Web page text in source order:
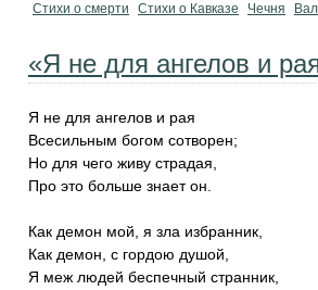
Стихи о смерти
Стихи о Кавказе Чечня
«Я не для ангелов и
Я не для ангелов и рая
Всесильным богом сотворен;
Но для чего живу страдая,
Про это больше знает он.
Как демон мой, я зла избранник,
Как демон, с гордою душой,
Я меж людей беспечный странник,